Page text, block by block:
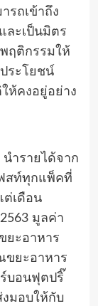
รถเข้าถึง
ะเป็นมิตร
ฤติกรรมให้
ระโยชน์
ห้คงอยู่อย่าง
ำรายได้จาก
สท์ทุกแพ็คที่
ต่เดือน
มูลค่า
ยะอาหาร
ขยะอาหาร
บอนฟุตปริ๊
มอบให้กับ